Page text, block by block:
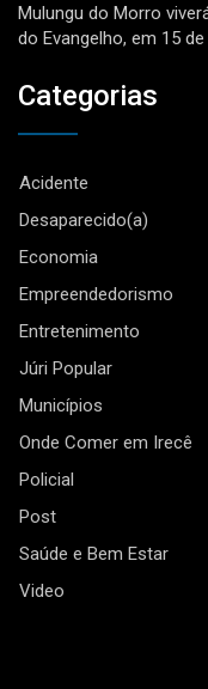
Mulungu do Morro
do Evangelho, em 15
Categorias
Acidente
Desaparecido(a)
Economia
Empreendedorismo
Entretenimento
Júri Popular
Municípios
Onde Comer em Irecê
Policial
Post
Saúde e Bem Estar
Video